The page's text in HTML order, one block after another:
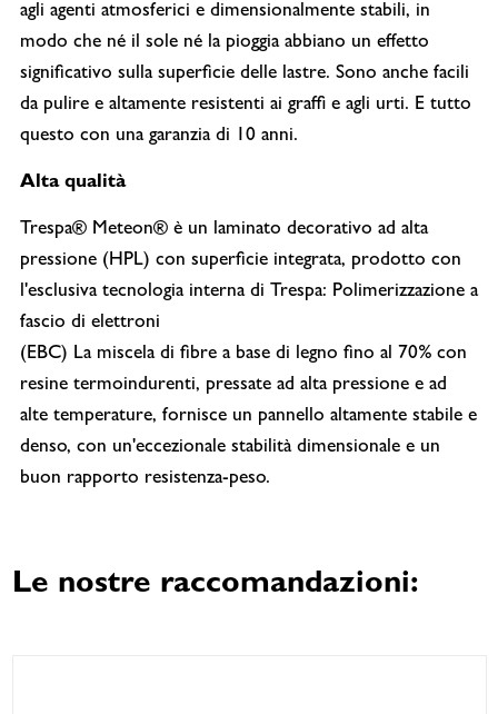
agli agenti atmosferici e dimensionalmente stabili, in
modo che né il sole né la pioggia abbiano un effetto
significativo sulla superficie delle lastre. Sono anche facili
da pulire e altamente resistenti ai graffi e agli urti. E tutto
questo con una garanzia di 10 anni.
Alta qualità
Trespa® Meteon® è un laminato decorativo ad alta
pressione (HPL) con superficie integrata, prodotto con
l'esclusiva tecnologia interna di Trespa: Polimerizzazione a
fascio di elettroni
(EBC) La miscela di fibre a base di legno fino al 70% con
resine termoindurenti, pressate ad alta pressione e ad
alte temperature, fornisce un pannello altamente stabile e
denso, con un'eccezionale stabilità dimensionale e un
buon rapporto resistenza-peso.
Le nostre raccomandazioni: